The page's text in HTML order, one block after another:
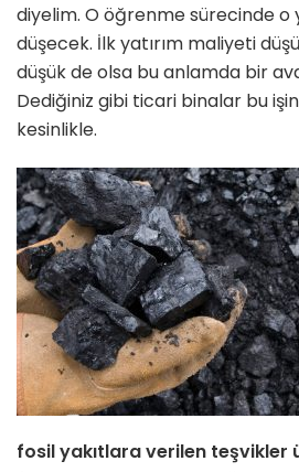
diyelim. O öğrenme sürecinde o
düşecek. İlk yatırım maliyeti
dü­şük de olsa bu anlamda bir
Dediğiniz gibi ticari binalar bu
kesinlikle.
fosil yakıtlara verilen teş­vikler